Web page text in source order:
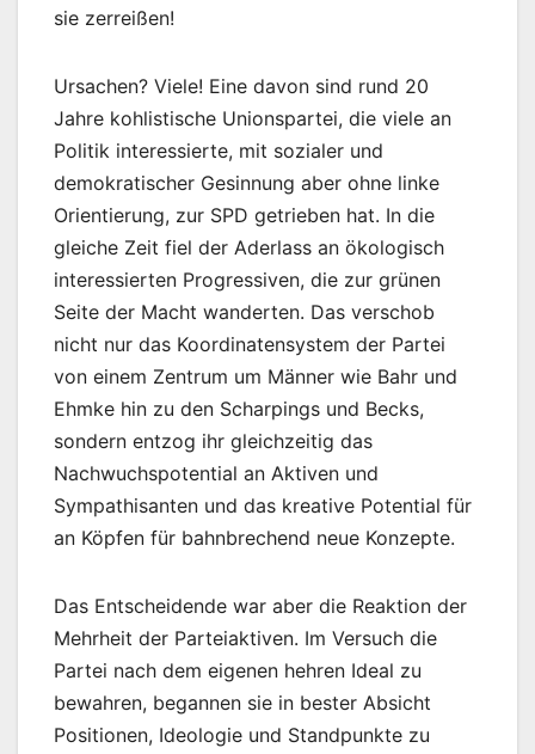
sie zerreißen!
Ursachen? Viele! Eine davon sind rund 20
Jahre kohlistische Unionspartei, die viele an
Politik interessierte, mit sozialer und
demokratischer Gesinnung aber ohne linke
Orientierung, zur SPD getrieben hat. In die
gleiche Zeit fiel der Aderlass an ökologisch
interessierten Progressiven, die zur grünen
Seite der Macht wanderten. Das verschob
nicht nur das Koordinatensystem der Partei
von einem Zentrum um Männer wie Bahr und
Ehmke hin zu den Scharpings und Becks,
sondern entzog ihr gleichzeitig das
Nachwuchspotential an Aktiven und
Sympathisanten und das kreative Potential für
an Köpfen für bahnbrechend neue Konzepte.
Das Entscheidende war aber die Reaktion der
Mehrheit der Parteiaktiven. Im Versuch die
Partei nach dem eigenen hehren Ideal zu
bewahren, begannen sie in bester Absicht
Positionen, Ideologie und Standpunkte zu